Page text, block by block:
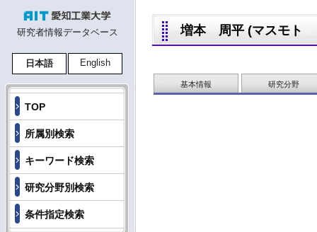
研究者情報データベース
日本語 English
TOP
所属別検索
キーワード検索
研究分野別検索
条件指定検索
増本 周平 (マスモト
基本情報 研究分野